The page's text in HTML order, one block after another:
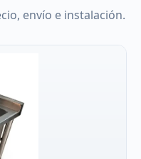
envío e instalación.